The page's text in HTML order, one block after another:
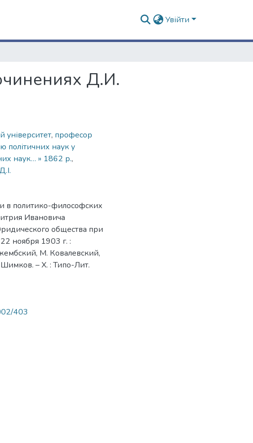
Увійти
Д.И.
університет, професор
політичних наук у
наук… » 1862 р.,
в политико-философских
Ивановича
общества при
ноября 1903 г. :
М. Ковалевский,
– Х. : Типо-Лит.
403